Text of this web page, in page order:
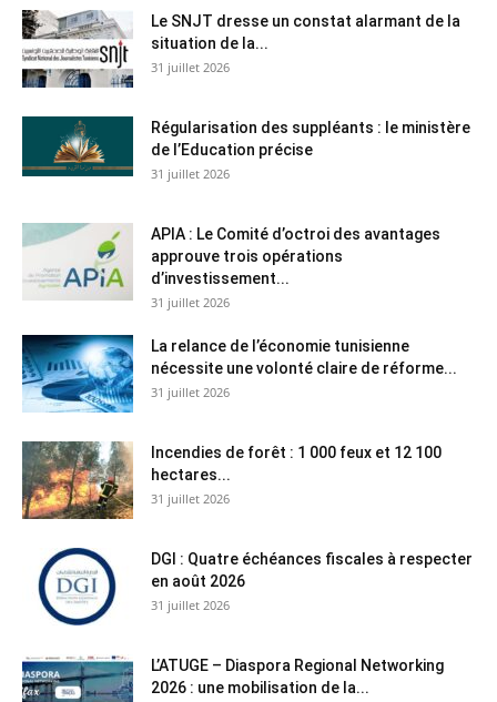
Le SNJT dresse un constat alarmant de la
situation de la...
31 juillet 2026
Régularisation des suppléants : le ministère
de l’Education précise
31 juillet 2026
APIA : Le Comité d’octroi des avantages
approuve trois opérations
d’investissement...
31 juillet 2026
La relance de l’économie tunisienne
nécessite une volonté claire de réforme...
31 juillet 2026
Incendies de forêt : 1 000 feux et 12 100
hectares...
31 juillet 2026
DGI : Quatre échéances fiscales à respecter
en août 2026
31 juillet 2026
L’ATUGE – Diaspora Regional Networking
2026 : une mobilisation de la...